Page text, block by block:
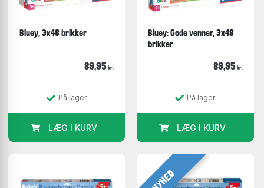
Bluey, 3x48 brikker
89,95 kr.
På lager
LÆG I KURV
Bluey: Gode venner, 3x48
brikker
89,95 kr.
På lager
LÆG I KURV
NYHED